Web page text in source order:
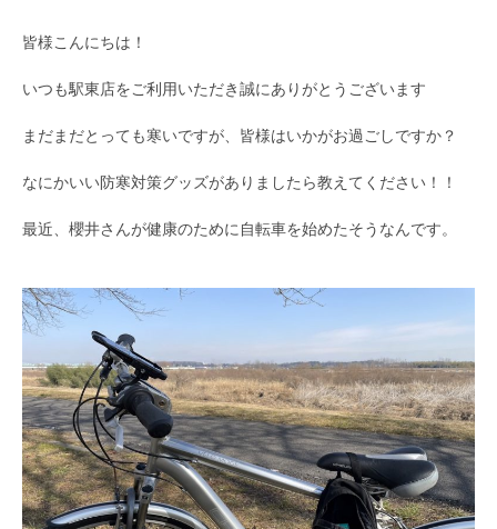
皆様こんにちは！
いつも駅東店をご利用いただき誠にありがとうございます
まだまだとっても寒いですが、皆様はいかがお過ごしですか？
なにかいい防寒対策グッズがありましたら教えてください！！
最近、櫻井さんが健康のために自転車を始めたそうなんです。